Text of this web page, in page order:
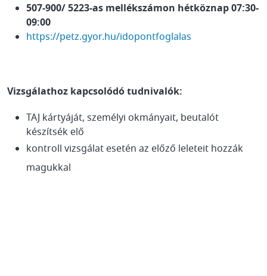
507-900/ 5223-as mellékszámon hétköznap 07:30-
09:00
https://petz.gyor.hu/idopontfoglalas
Vizsgálathoz kapcsolódó tudnivalók:
TAJ kártyáját, személyi okmányait, beutalót
készítsék elő
kontroll vizsgálat esetén az előző leleteit hozzák
magukkal